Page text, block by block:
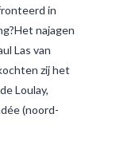
in
najagen
Las van
zij het
Loulay,
(noord-